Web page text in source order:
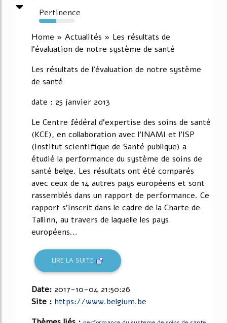
Pertinence
48%
Home » Actualités » Les résultats de
l'évaluation de notre système de santé
Les résultats de l'évaluation de notre système
de santé
date : 25 janvier 2013
Le Centre fédéral d'expertise des soins de santé
(KCE), en collaboration avec l'INAMI et l'ISP
(Institut scientifique de Santé publique) a
étudié la performance du système de soins de
santé belge. Les résultats ont été comparés
avec ceux de 14 autres pays européens et sont
rassemblés dans un rapport de performance. Ce
rapport s'inscrit dans le cadre de la Charte de
Tallinn, au travers de laquelle les pays
européens...
LIRE LA SUITE
Date: 2017-10-04 21:50:26
Site : https://www.belgium.be